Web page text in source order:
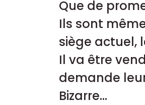
Que de
Ils sont
siège actuel,
Il va être
demande
Bizarre...